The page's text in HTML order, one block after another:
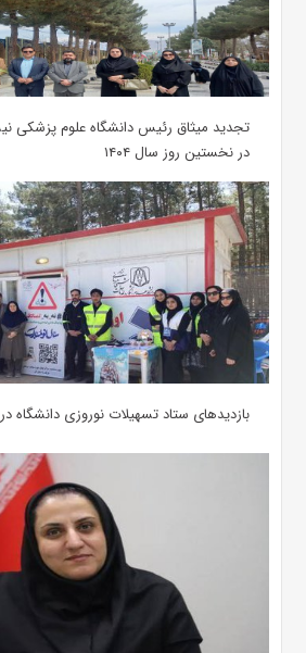
تجدید میثاق رئیس دانشگاه علوم پزشکی
در نخستین روز سال ۱۴۰۴
بازدیدهای ستاد تسهیلات نوروزی دانشگاه در